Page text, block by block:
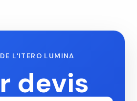
L'ITERO LUMINA
devis